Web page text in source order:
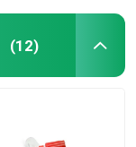
(12)